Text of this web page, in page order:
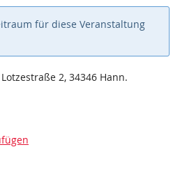
für diese Veranstaltung
2, 34346 Hann.